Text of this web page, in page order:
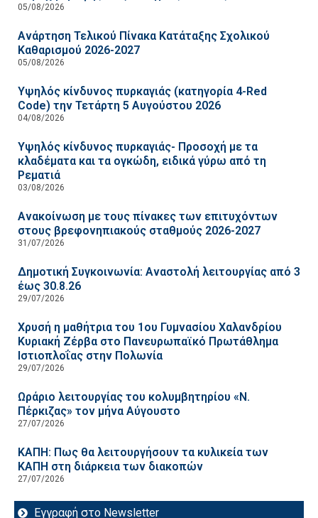
05/08/2026
Ανάρτηση Τελικού Πίνακα Κατάταξης Σχολικού
Καθαρισμού 2026-2027
05/08/2026
Υψηλός κίνδυνος πυρκαγιάς (κατηγορία 4-Red
Code) την Τετάρτη 5 Αυγούστου 2026
04/08/2026
Υψηλός κίνδυνος πυρκαγιάς- Προσοχή με τα
κλαδέματα και τα ογκώδη, ειδικά γύρω από τη
Ρεματιά
03/08/2026
Ανακοίνωση με τους πίνακες των επιτυχόντων
στους βρεφονηπιακούς σταθμούς 2026-2027
31/07/2026
Δημοτική Συγκοινωνία: Αναστολή λειτουργίας από 3
έως 30.8.26
29/07/2026
Χρυσή η μαθήτρια του 1ου Γυμνασίου Χαλανδρίου
Κυριακή Ζέρβα στο Πανευρωπαϊκό Πρωτάθλημα
Ιστιοπλοΐας στην Πολωνία
29/07/2026
Ωράριο λειτουργίας του κολυμβητηρίου «Ν.
Πέρκιζας» τον μήνα Αύγουστο
27/07/2026
ΚΑΠΗ: Πως θα λειτουργήσουν τα κυλικεία των
ΚΑΠΗ στη διάρκεια των διακοπών
27/07/2026
Εγγραφή στο Newsletter